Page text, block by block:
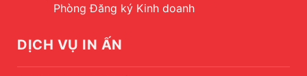
Phòng Đăng ký Kinh doanh
DỊCH VỤ IN ẤN